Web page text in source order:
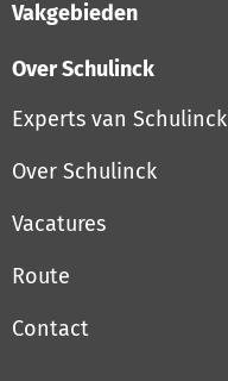
Vakgebieden
Over Schulinck
Experts van Schulinck
Over Schulinck
Vacatures
Route
Contact